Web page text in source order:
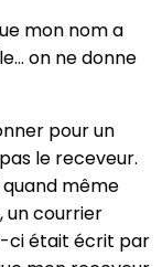
mon nom a
on ne donne
pour un
le receveur.
quand même
un courrier
ci était écrit par